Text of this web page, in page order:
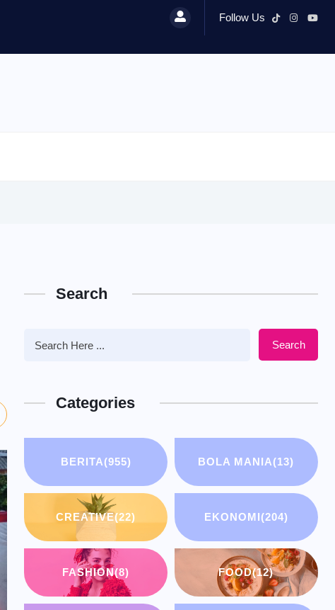
Follow Us
Search
Search
Categories
BERITA(955) BOLA MANIA(13)
CREATIVE(22) EKONOMI(204)
FASHION(8) FOOD(12)